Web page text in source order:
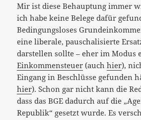
Mir ist diese Behauptung immer
ich habe keine Belege dafür
Bedingungsloses
eine liberale, pauschalisierte
darstellen sollte – eher im Modus
Einkommensteuer (auchhier),
Eingang in Beschlüsse gefunden
hier). Schon gar nicht kann die
dass das BGE dadurch auf die
Republik“ gesetzt wurde. Es